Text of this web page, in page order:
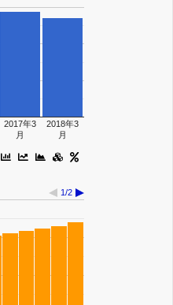
2017年3
月
2018年3
月
1/2